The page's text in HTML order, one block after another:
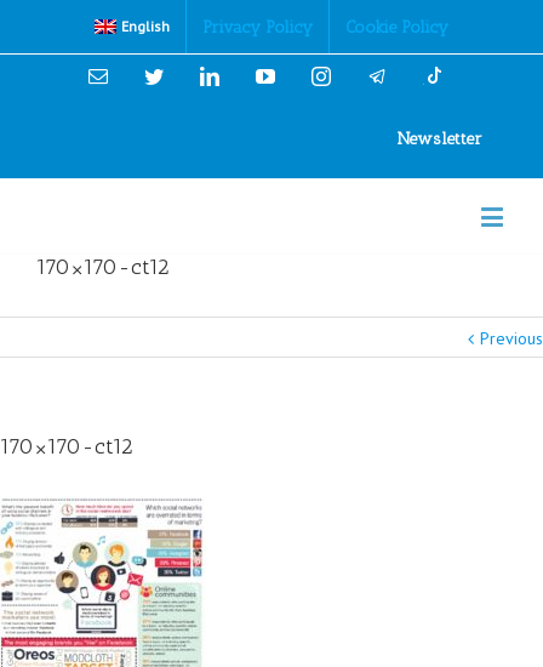
English Privacy Policy Cookie Policy
Email TwitterLinkedinYouTubeInstagram
Newsletter
170×170-ct12
Previous
170×170-ct12
Cookies Policy